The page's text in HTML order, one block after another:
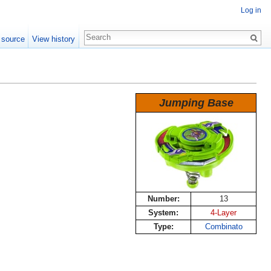
Jumping Base
Number:
13
System:
4-Layer
Type:
Combinato
Log in
View history